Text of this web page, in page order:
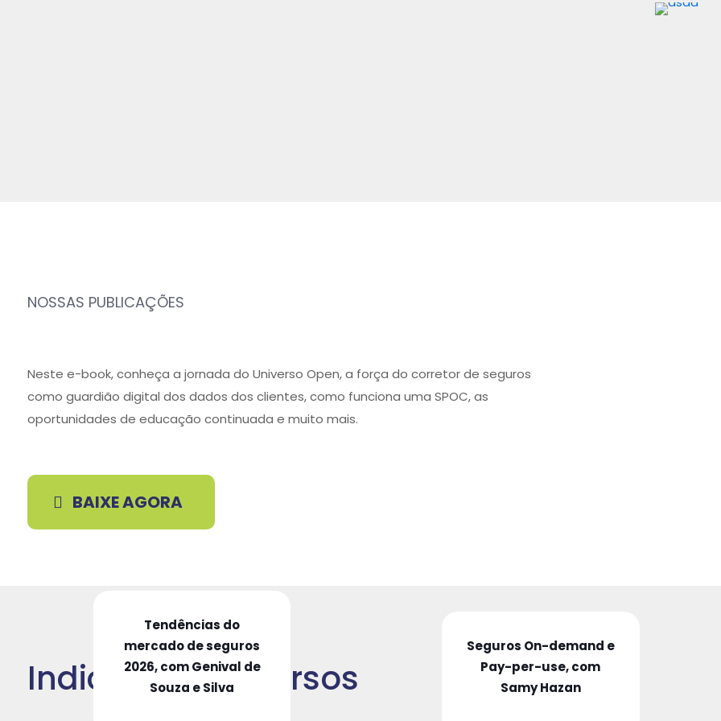
NOSSAS PUBLICAÇÕES
Neste e-book, conheça a jornada do Universo Open, a força do corretor de seguros
como guardião digital dos dados dos clientes, como funciona uma SPOC, as
oportunidades de educação continuada e muito mais.
BAIXE AGORA
Indicação de Cursos
Tendências do
mercado de seguros
2026, com Genival de
Souza e Silva
Seguros On-demand e
Pay-per-use, com
Samy Hazan